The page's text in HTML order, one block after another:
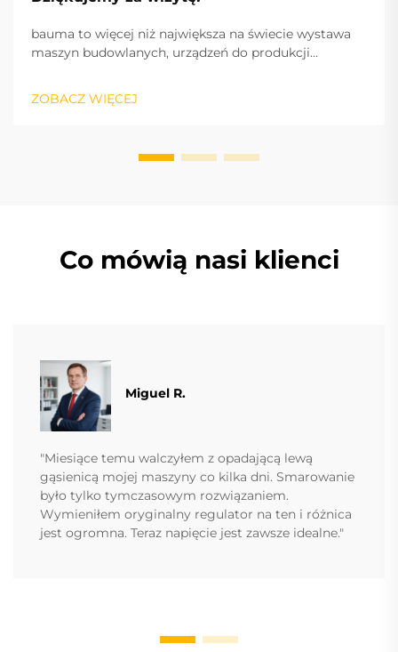
bauma to więcej niż największa na świecie wystawa
maszyn budowlanych, urządzeń do produkcji
międzynarodowy silnik sukcesu, napędzający
ZOBACZ WIĘCEJ
Co mówią nasi klienci
Miguel R.
"Miesiące temu walczyłem z opadającą lewą
gąsienicą mojej maszyny co kilka dni. Smarowanie
było tylko tymczasowym rozwiązaniem.
Wymieniłem oryginalny regulator na ten i różnica
jest ogromna. Teraz napięcie jest zawsze idealne."